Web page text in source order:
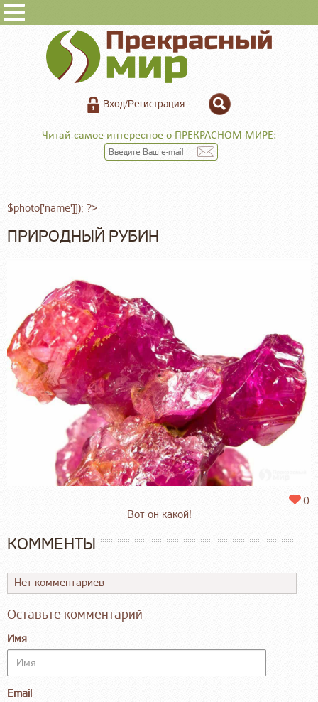
Вход/Регистрация
Читай самое интересное о ПРЕКРАСНОМ МИРЕ:
$photo['name']]); ?>
ПРИРОДНЫЙ РУБИН
0
Вот он какой!
КОММЕНТЫ
Нет комментариев
Оставьте комментарий
Имя
Email